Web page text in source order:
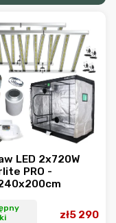
LED 2x720W
PRO -
zł5 290